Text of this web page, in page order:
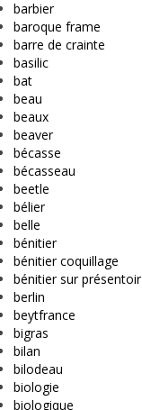
barbier
baroque frame
barre de crainte
basilic
bat
beau
beaux
beaver
bécasse
bécasseau
beetle
bélier
belle
bénitier
bénitier coquillage
bénitier sur présentoir
berlin
beytfrance
bigras
bilan
bilodeau
biologie
biologique